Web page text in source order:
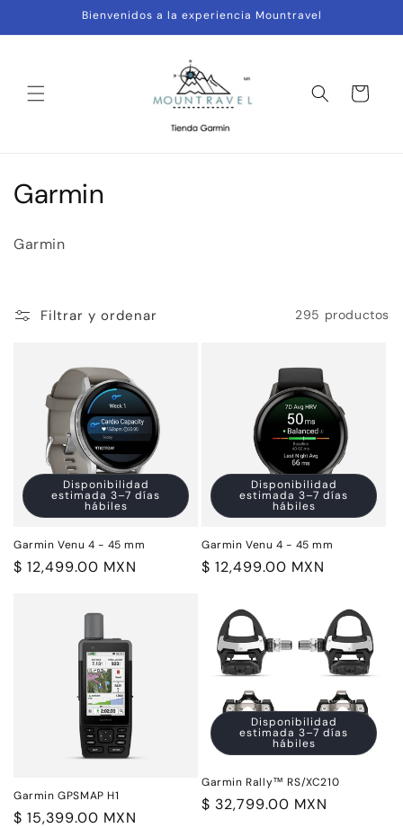
directamente
al contenido
Bienvenidos a la experiencia Mountravel
Carrito
C
c
n
Garmin
Garmin
Filtrar y ordenar 295 productos
Disponibilidad
estimada 3–7 días
hábiles
Garmin Venu 4 - 45 mm
Precio
$ 12,499.00 MXN
Disponibilidad
estimada 3–7 días
hábiles
Garmin Venu 4 - 45 mm
Precio
$ 12,499.00 MXN
Garmin GPSMAP H1
Precio
$ 15,399.00 MXN
Disponibilidad
estimada 3–7 días
hábiles
Garmin Rally™ RS/XC210
Precio
$ 32,799.00 MXN